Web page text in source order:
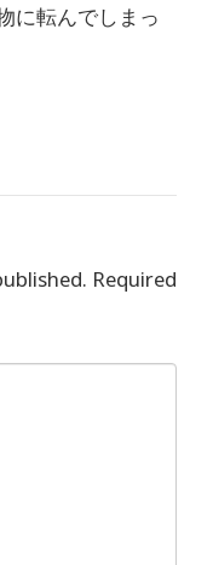
に転んでしまっ
Required